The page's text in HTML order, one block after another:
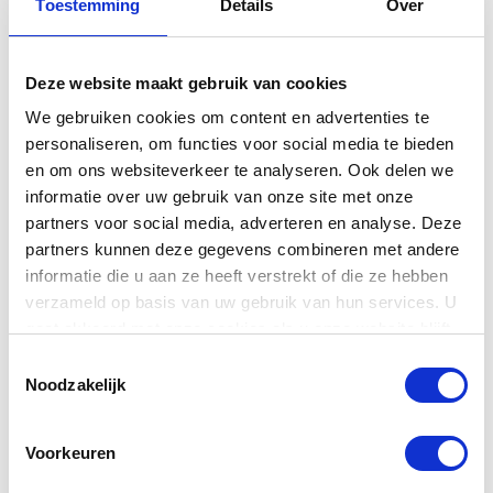
Toestemming Details Over
Deze website maakt gebruik van cookies
We gebruiken cookies om content en advertenties te
personaliseren, om functies voor social media te bieden
en om ons websiteverkeer te analyseren. Ook delen we
informatie over uw gebruik van onze site met onze
partners voor social media, adverteren en analyse. Deze
partners kunnen deze gegevens combineren met andere
informatie die u aan ze heeft verstrekt of die ze hebben
verzameld op basis van uw gebruik van hun services. U
Noodzakelijk
Voorkeuren
Klik hier om naar de serienummer checker te gaan
Deze Yamaha UX piano wordt
geleverd inclusief:
12 jaar garantie (elektronica 1 jaar garantie)
Gratis transport (mits gelijk vloers)
Gratis afleverpakket t.w.v. € 300,-